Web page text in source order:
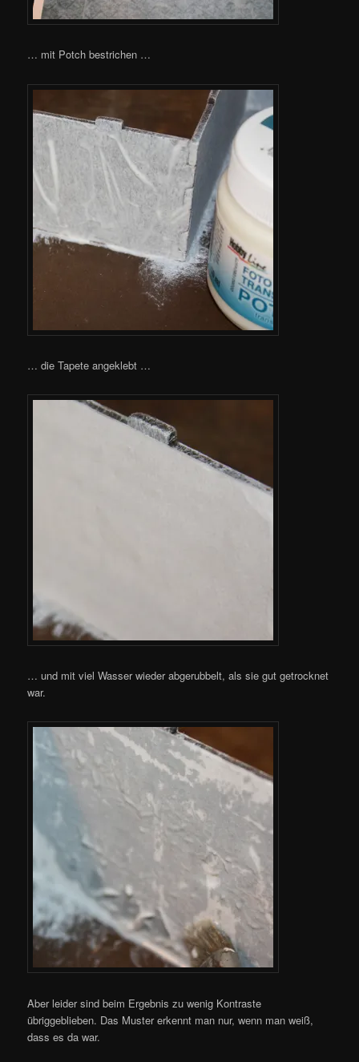
… mit Potch bestrichen …
… die Tapete angeklebt …
… und mit viel Wasser wieder abgerubbelt, als sie gut getrocknet
war.
Aber leider sind beim Ergebnis zu wenig Kontraste
übriggeblieben. Das Muster erkennt man nur, wenn man weiß,
dass es da war.